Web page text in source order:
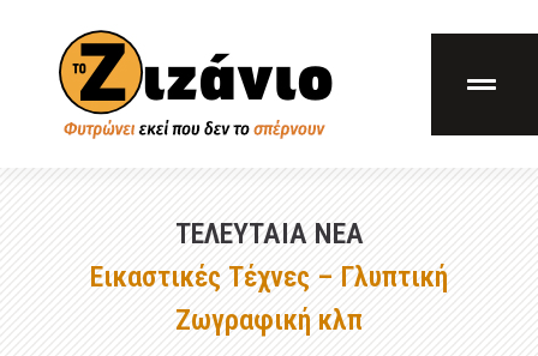
ΤΕΛΕΥΤΑΊΑ ΝΈΑ
Εικαστικές Τέχνες – Γλυπτική
Ζωγραφική κλπ